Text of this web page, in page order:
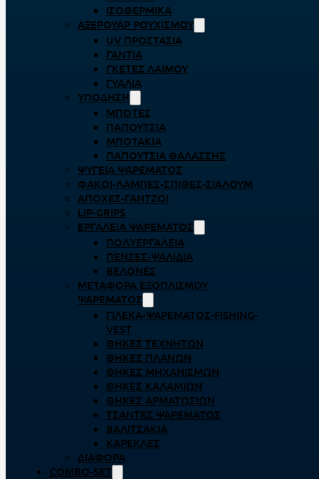
ΙΣΟΘΕΡΜΙΚΆ
ΑΞΕΡΟΥΆΡ ΡΟΥΧΙΣΜΟΎ
UV ΠΡΟΣΤΑΣΊΑ
ΓΆΝΤΙΑ
ΓΚΈΤΕΣ ΛΑΊΜΟΥ
ΓΥΑΛΙΆ
ΥΠΌΔΗΣΗ
ΜΠΌΤΕΣ
ΠΑΠΟΎΤΣΙΑ
ΜΠΟΤΆΚΙΑ
ΠΑΠΟΎΤΣΙΑ ΘΑΛΆΣΣΗΣ
ΨΥΓΕΊΑ ΨΑΡΈΜΑΤΟΣ
ΦΑΚΟΊ-ΛΆΜΠΕΣ-ΣΠΊΘΕΣ-ΣΊΑΛΟΥΜ
ΑΠΌΧΕΣ-ΓΆΝΤΖΟΙ
LIP-GRIPS
EΡΓΑΛΕΊΑ ΨΑΡΈΜΑΤΟΣ
ΠΟΛΥΕΡΓΑΛΕΊΑ
ΠΈΝΣΕΣ-ΨΑΛΊΔΙΑ
ΒΕΛΌΝΕΣ
ΜΕΤΑΦΟΡΆ ΕΞΟΠΛΙΣΜΟΎ
ΨΑΡΈΜΑΤΟΣ
ΓΙΛΈΚΑ-ΨΑΡΈΜΑΤΟΣ-FISHING-
VEST
ΘΉΚΕΣ ΤΕΧΝΗΤΏΝ
ΘΉΚΕΣ ΠΛΆΝΩΝ
ΘΉΚΕΣ ΜΗΧΑΝΙΣΜΏΝ
ΘΉΚΕΣ ΚΑΛΑΜΙΏΝ
ΘΉΚΕΣ ΑΡΜΑΤΩΣΙΏΝ
ΤΣΆΝΤΕΣ ΨΑΡΈΜΑΤΟΣ
ΒΑΛΙΤΣΆΚΙΑ
ΚΑΡΈΚΛΕΣ
ΔΙΆΦΟΡΑ
COMBO-SET